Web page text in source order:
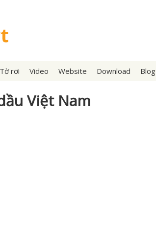
Tờ rơi Video Website Download Blog
Việt Nam